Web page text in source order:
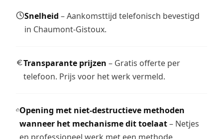
Snelheid – Aankomsttijd telefonisch bevestigd
in Chaumont-Gistoux.
Transparante prijzen – Gratis offerte per
telefoon. Prijs voor het werk vermeld.
Opening met niet-destructieve methoden
wanneer het mechanisme dit toelaat– Netjes
en professioneel werk met een methode